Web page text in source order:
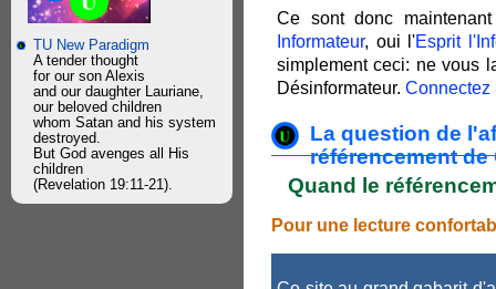
TU New Paradigm
A tender thought
for our son Alexis
and our daughter Lauriane,
our beloved children
whom Satan and his system
destroyed.
But God avenges all His
children
(Revelation 19:11-21).
Ce sont donc
Informateur, oui l'Esprit
simplement ceci: ne vous
Désinformateur. Connectez
La question de
référencement de
Quand le
Pour une lecture